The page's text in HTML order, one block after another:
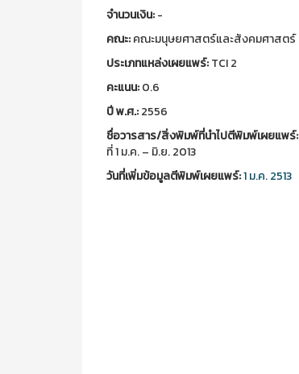
จำนวนเงิน:-
คณะ:คณะมนุษยศาสตร์และสังคมศาสตร์
ประเภทแหล่งเผยแพร์:TCI 2
คะแนน:0.6
ปี พ.ศ.:2556
ชื่อวารสาร/สิ่งพิมพ์ที่นำไปตีพิมพ์เผยแพร์:
ที่ 1 ม.ค. – มิ.ย. 2013
วันที่เพิ่มข้อมูลตีพิมพ์เผยแพร์:1 ม.ค. 2513